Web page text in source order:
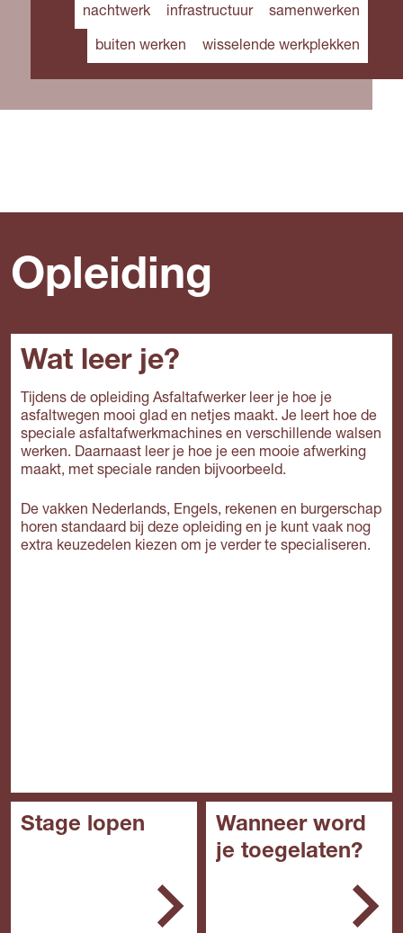
nachtwerk infrastructuur samenwerken
buiten werken wisselende werkplekken
Opleiding
Wat leer je?
Tijdens de opleiding Asfaltafwerker leer je hoe je
asfaltwegen mooi glad en netjes maakt. Je leert hoe de
speciale asfaltafwerkmachines en verschillende walsen
werken. Daarnaast leer je hoe je een mooie afwerking
maakt, met speciale randen bijvoorbeeld.
De vakken Nederlands, Engels, rekenen en burgerschap
horen standaard bij deze opleiding en je kunt vaak nog
extra keuzedelen kiezen om je verder te specialiseren.
Stage lopen
erkend leerbedrijf. Zo'n
Wanneer word
je toegelaten?
In het algemeen kun je
de opleiding starten met: